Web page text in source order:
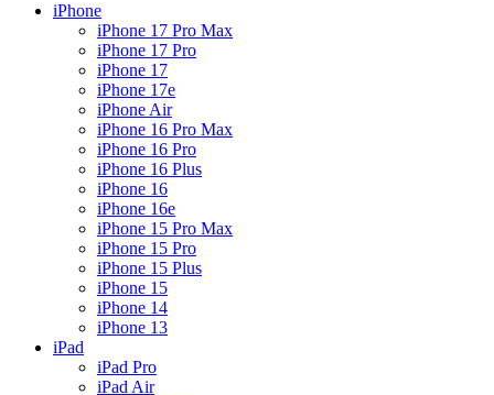
iPhone
iPhone 17 Pro Max
iPhone 17 Pro
iPhone 17
iPhone 17e
iPhone Air
iPhone 16 Pro Max
iPhone 16 Pro
iPhone 16 Plus
iPhone 16
iPhone 16e
iPhone 15 Pro Max
iPhone 15 Pro
iPhone 15 Plus
iPhone 15
iPhone 14
iPhone 13
iPad
iPad Pro
iPad Air